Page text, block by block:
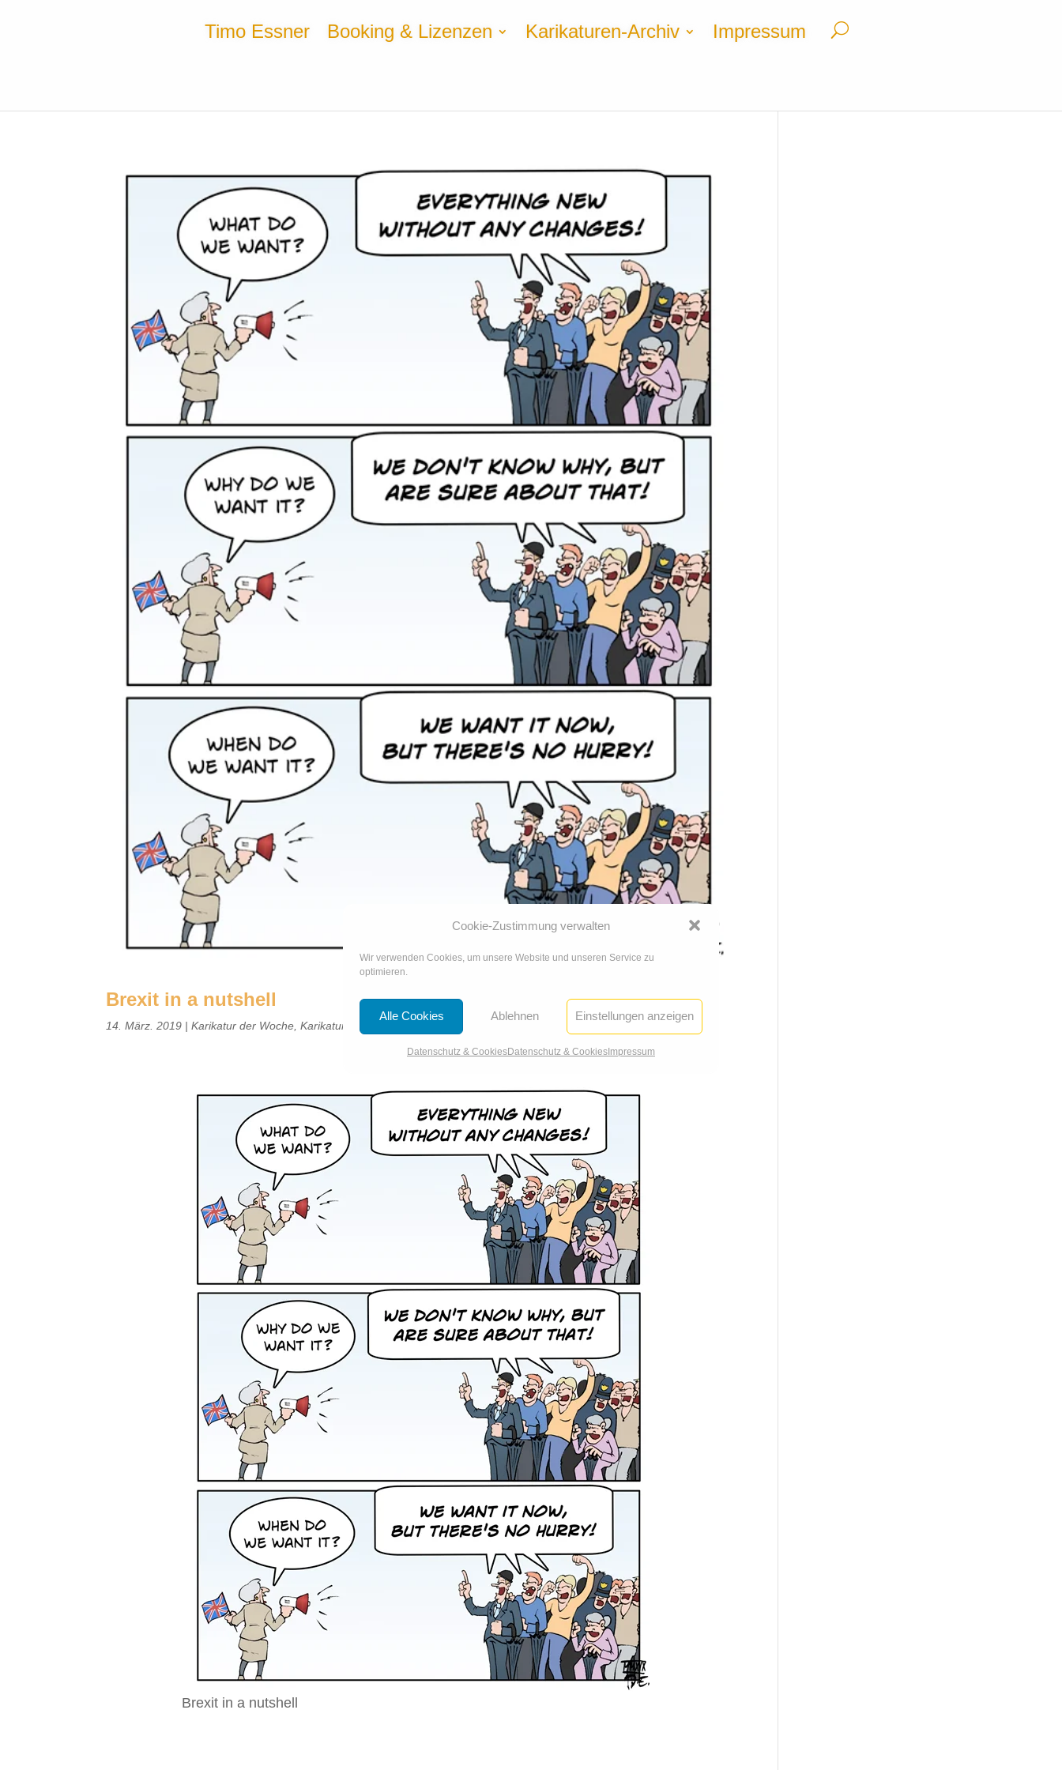
Cookie-Zustimmung verwalten
Wir verwenden Cookies, um unsere Website und unseren Service zu
optimieren.
Alle Cookies Ablehnen Einstellungen anzeigen
Datenschutz & CookiesDatenschutz & CookiesImpressum
Timo Essner Booking & Lizenzen Karikaturen-Archiv Impressum
Brexit in a nutshell
14. März. 2019 |Karikatur der Woche ,Karikaturen 2019
Brexit in a nutshell